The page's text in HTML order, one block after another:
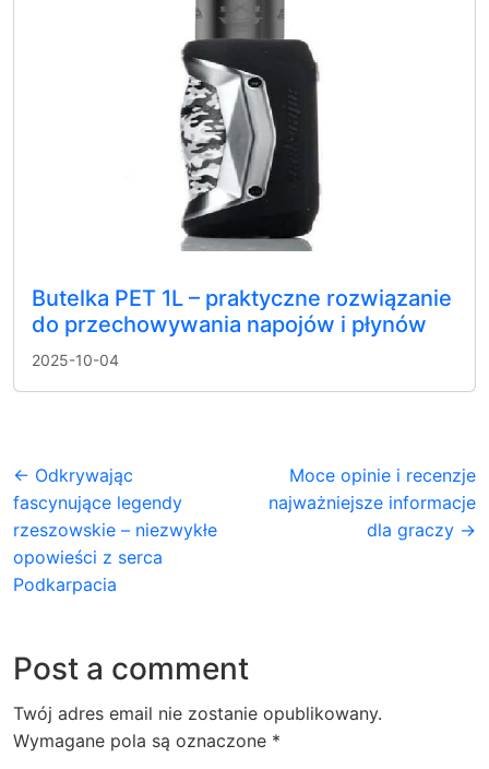
Butelka PET 1L – praktyczne rozwiązanie
do przechowywania napojów i płynów
2025-10-04
← Odkrywając
fascynujące legendy
rzeszowskie – niezwykłe
opowieści z serca
Podkarpacia
Moce opinie i recenzje
najważniejsze informacje
dla graczy →
Post a comment
Twój adres email nie zostanie opublikowany.
Wymagane pola są oznaczone *